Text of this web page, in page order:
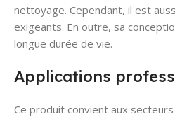
nettoyage. Cependant, il est
exigeants. En outre, sa
longue durée de vie.
Applications
Ce produit convient aux